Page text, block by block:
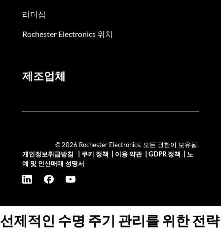
리더십
Rochester Electronics 위치
제조업체
© 2026 Rochester Electronics. 모든 권한이 보유됨.
개인정보취급방침
쿠키 정책 이용 약관| GDPR 정책
노
예 및 인신매매 성명서
선제적인 수명 주기 관리를 위한 전략